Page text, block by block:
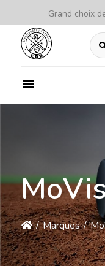
Grand choix
/ Marques /